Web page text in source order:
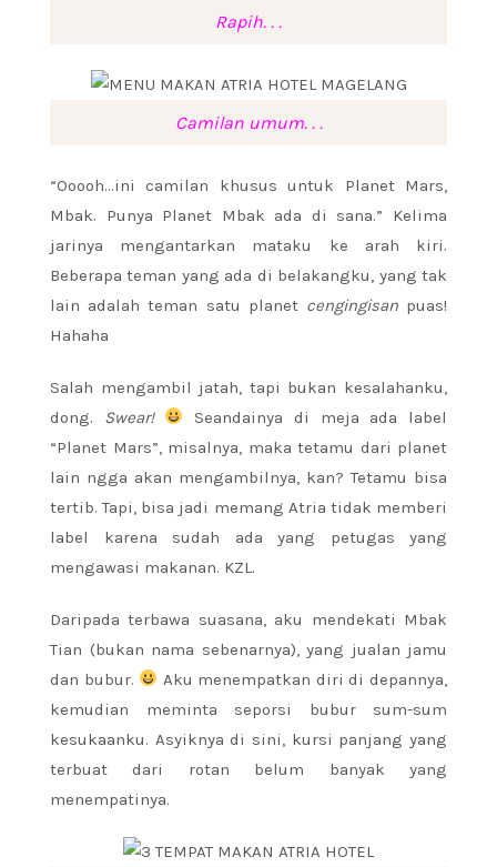
Rapih. . .
Camilan umum. . .
“Ooooh…ini camilan khusus untuk Planet Mars,
Mbak. Punya Planet Mbak ada di sana.” Kelima
jarinya mengantarkan mataku ke arah kiri.
Beberapa teman yang ada di belakangku, yang tak
lain adalah teman satu planet cengingisanpuas!
Hahaha
Salah mengambil jatah, tapi bukan kesalahanku,
dong. Swear!
Seandainya di meja ada label
“Planet Mars”, misalnya, maka tetamu dari planet
lain ngga akan mengambilnya, kan? Tetamu bisa
tertib. Tapi, bisa jadi memang Atria tidak memberi
label karena sudah ada yang petugas yang
mengawasi makanan. KZL.
Daripada terbawa suasana, aku mendekati Mbak
Tian (bukan nama sebenarnya), yang jualan jamu
dan bubur.
Aku menempatkan diri di depannya,
kemudian meminta seporsi bubur sum-sum
kesukaanku. Asyiknya di sini, kursi panjang yang
terbuat dari rotan belum banyak yang
menempatinya.